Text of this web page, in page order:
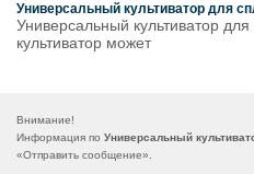
Универсальный культиватор для
Универсальный культиватор
культиватор может
Внимание!
Информация по Универсальный
«Отправить сообщение».